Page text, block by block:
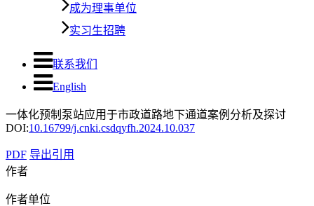
成为理事单位
实习生招聘
联系我们
English
一体化预制泵站应用于市政道路地下通道案例分析及探讨
DOI:10.16799/j.cnki.csdqyfh.2024.10.037
PDF 导出引用
作者
作者单位